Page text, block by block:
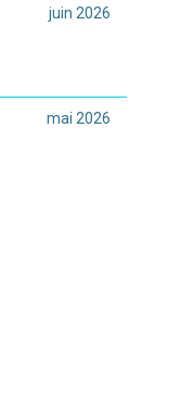
juin 2026
mai 2026